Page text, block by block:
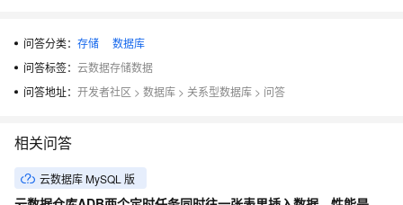
问答分类： 存储
数据库
问答标签： 云数据存储数据
问答地址： 开发者社区 > 数据库 > 关系型数据库 > 问答
相关问答
云数据库 MySQL 版